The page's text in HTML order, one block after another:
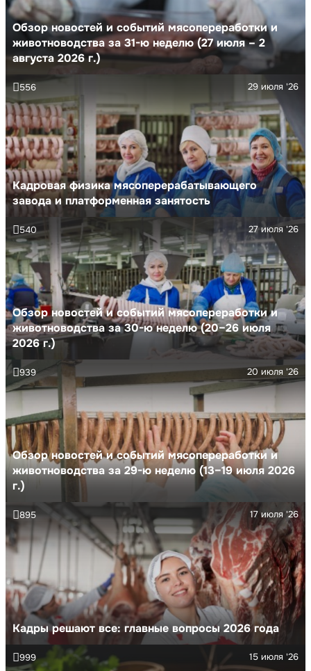
Обзор новостей и событий мясопереработки и
животноводства за 31-ю неделю (27 июля – 2
августа 2026 г.)
Кадровая физика мясоперерабатывающего
завода и платформенная занятость
29 июля '26
556
Обзор новостей и событий мясопереработки и
животноводства за 30-ю неделю (20–26 июля
2026 г.)
27 июля '26
540
Обзор новостей и событий мясопереработки и
животноводства за 29-ю неделю (13–19 июля 2026
г.)
20 июля '26
939
Кадры решают все: главные вопросы 2026 года
17 июля '26
895
15 июля '26
999